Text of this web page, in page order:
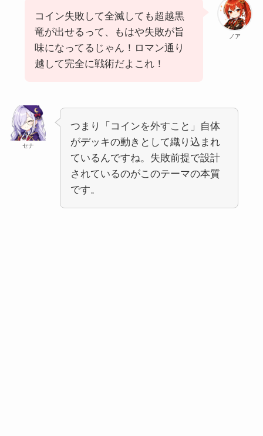
ノア
コイン失敗して全滅しても超越黒
竜が出せるって、もはや失敗が旨
味になってるじゃん！ロマン通り
越して完全に戦術だよこれ！
セナ
つまり「コインを外すこと」自体
がデッキの動きとして織り込まれ
ているんですね。失敗前提で設計
されているのがこのテーマの本質
です。